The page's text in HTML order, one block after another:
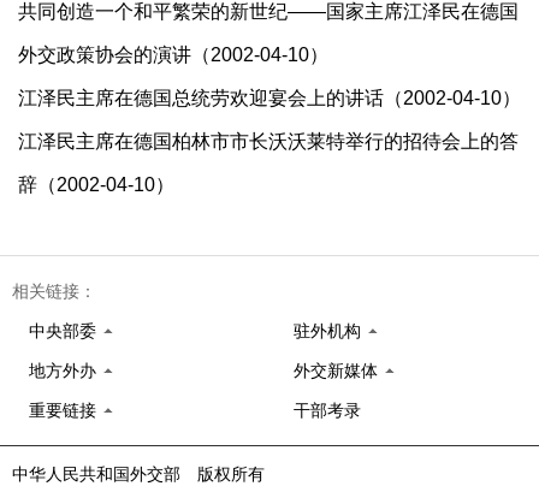
共同创造一个和平繁荣的新世纪——国家主席江泽民在德国
外交政策协会的演讲（2002-04-10）
江泽民主席在德国总统劳欢迎宴会上的讲话（2002-04-10）
江泽民主席在德国柏林市市长沃沃莱特举行的招待会上的答
辞（2002-04-10）
相关链接：
中央部委 驻外机构
地方外办 外交新媒体
重要链接 干部考录
中华人民共和国外交部 版权所有